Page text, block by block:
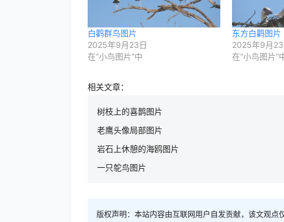
白鹳群鸟图片
2025年9月23日
在“小鸟图片”中
东方白鹳图片
2025年9月23
在“小鸟图片”
相关文章：
树枝上的喜鹊图片
老鹰头像局部图片
岩石上休憩的海鸥图片
一只鸵鸟图片
版权声明：本站内容由互联网用户自发贡献，该文观点